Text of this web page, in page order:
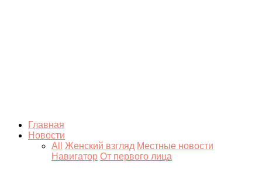
Главная
Новости
All
Женский взгляд Местные новости
Навигатор От первого лица